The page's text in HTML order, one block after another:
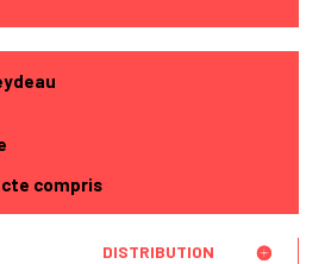
compris
DISTRIBUTION